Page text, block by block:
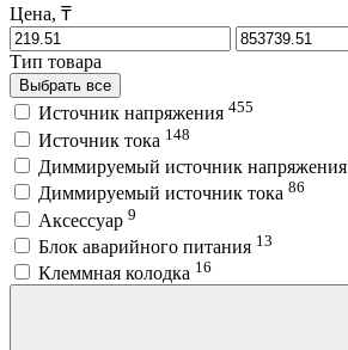
Цена, ₸
Тип товара
Выбрать все
Источник напряжения 455
Источник тока 148
Диммируемый источник напряжения
Диммируемый источник тока 86
Аксессуар 9
Блок аварийного питания 13
Клеммная колодка 16